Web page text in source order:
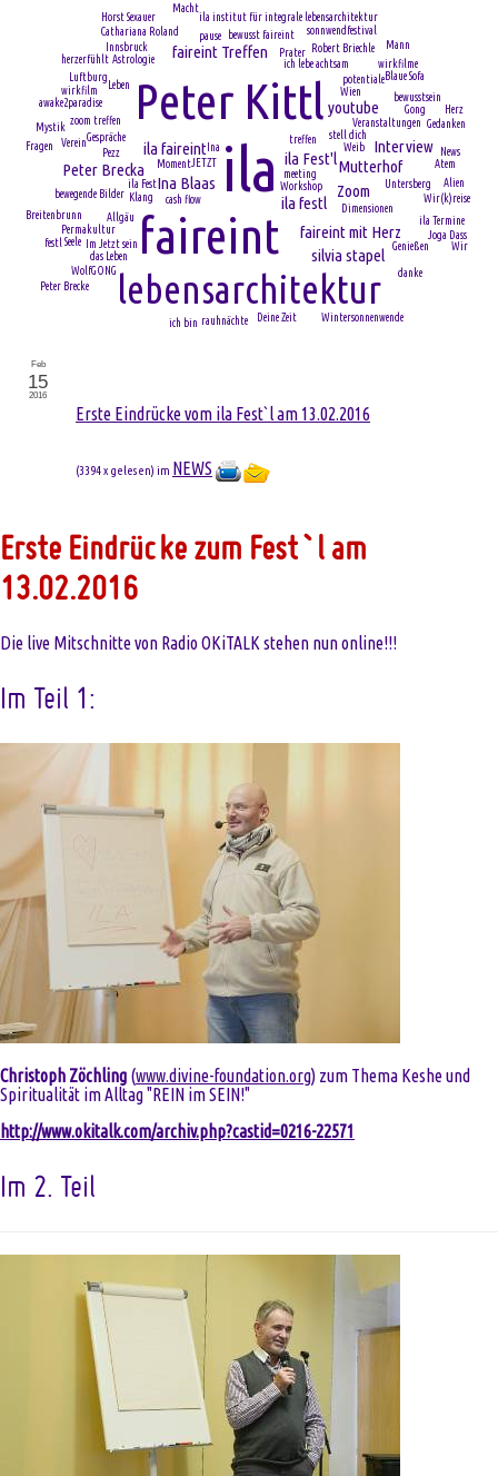
ila
Peter Kittl
faireint
lebensarchitektur
ila Fest'l
Ina Blaas
ila faireint
Zoom
Peter Brecka
faireint mit Herz
ila festl
Mutterhof
Interview
youtube
silvia stapel
faireint Treffen
cash flow
bewegende Bilder
stell dich
ich lebe achtsam
JETZT
Veranstaltungen
Workshop
potentiale
ila Fest
Allgäu
zoom treffen
Dimensionen
Gespräche
Robert Briechle
Permakultur
Untersberg
Pezz
Verein
Leben
bewusstsein
treffen
Astrologie
ila institut für integrale lebensarchitektur
bewusst faireint
awake2paradise
Cathariana Roland
ila Termine
sonnwendfestival
Moment
Genießen
Deine Zeit
das Leben
Im Jetzt sein
Breitenbrunn
Wir(k)reise
Atem
Klang
Gong
WolfGONG
Blaue Sofa
News
Wien
Wintersonnenwende
Luftburg
Prater
wirkfilme
Innsbruck
Seele
wirkfilm
ich bin
herzerfühlt
Fragen
Gedanken
Alien
Macht
Joga Dass
Horst Sexauer
festl
Mystik
rauhnächte
danke
Peter Brecke
Herz
Wir
pause
Weib
Mann
meeting
Ina
Erste Eindrücke vom ila Fest`l am 13.02.2016
(3394 x gelesen) im NEWS
Feb
15
2016
Erste Eindrücke zum Fest`l am
13.02.2016
Die live Mitschnitte von Radio OKiTALK stehen nun online!!!
Im Teil 1:
Christoph Zöchling (www.divine-foundation.org) zum Thema Keshe und
Spiritualität im Alltag "REIN im SEIN!"
http://www.okitalk.com/archiv.php?castid=0216-22571
Im 2. Teil